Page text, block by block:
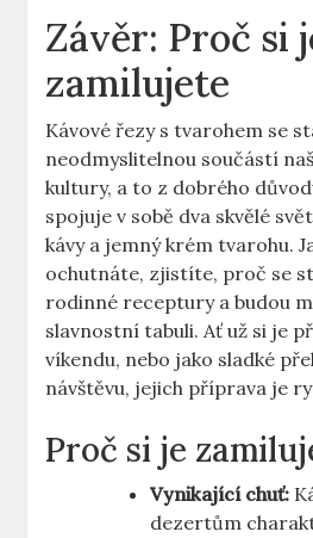
Závěr: Proč si
zamilujete
Kávové řezy s tvarohem se
neodmyslitelnou součástí
kultury, a to z dobrého
spojuje v sobě dva skvělé
kávy a jemný krém tvarohu.
ochutnáte, zjistíte, proč se
rodinné receptury a budou
slavnostní tabuli. Ať už si je
víkendu, nebo jako sladké
návštěvu, jejich příprava je
Proč si je
Vynikající chuť:
dezertům